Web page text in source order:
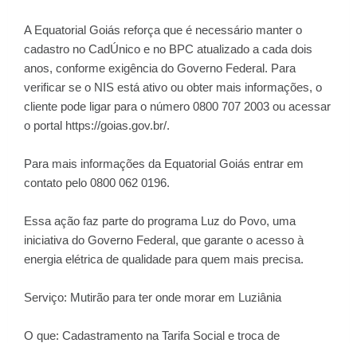
A Equatorial Goiás reforça que é necessário manter o
cadastro no CadÚnico e no BPC atualizado a cada dois
anos, conforme exigência do Governo Federal. Para
verificar se o NIS está ativo ou obter mais informações, o
cliente pode ligar para o número 0800 707 2003 ou acessar
o portal https://goias.gov.br/.
Para mais informações da Equatorial Goiás entrar em
contato pelo 0800 062 0196.
Essa ação faz parte do programa Luz do Povo, uma
iniciativa do Governo Federal, que garante o acesso à
energia elétrica de qualidade para quem mais precisa.
Serviço: Mutirão para ter onde morar em Luziânia
O que: Cadastramento na Tarifa Social e troca de